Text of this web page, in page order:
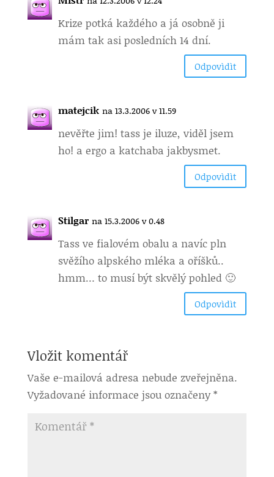
Krize potká každého a já osobně ji
mám tak asi posledních 14 dní.
Odpovìdìt
matejcik na 13.3.2006 v 11.59
nevěřte jim! tass je iluze, viděl jsem
ho! a ergo a katchaba jakbysmet.
Odpovìdìt
Stilgar na 15.3.2006 v 0.48
Tass ve fialovém obalu a navíc pln
svěžího alpského mléka a oříšků..
hmm… to musí být skvělý pohled 🙂
Odpovìdìt
Vložit komentář
Vaše e-mailová adresa nebude zveřejněna.
Vyžadované informace jsou označeny*